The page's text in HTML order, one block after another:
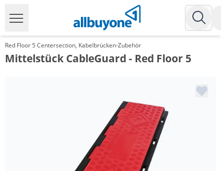
Red Floor 5 Centersection, Kabelbrücken-Zubehör
Mittelstück CableGuard - Red Floor 5